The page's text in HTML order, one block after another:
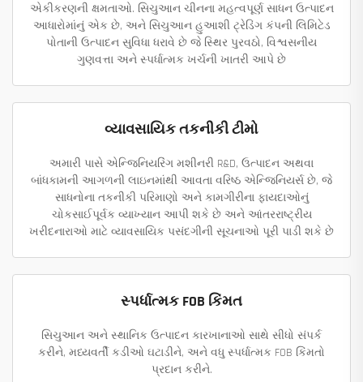
એકીકરણની ક્ષમતાઓ. સિચુઆન ચીનના મહત્વપૂર્ણ સાધન ઉત્પાદન
આધારોમાંનું એક છે, અને સિચુઆન હુઆશી ટ્રેડિંગ કંપની લિમિટેડ
પોતાની ઉત્પાદન સુવિધા ધરાવે છે જે સ્થિર પુરવઠો, વિશ્વસનીય
ગુણવત્તા અને સ્પર્ધાત્મક ખર્ચની ખાતરી આપે છે
વ્યાવસાયિક તકનીકી ટીમો
અમારી પાસે એન્જિનિયરિંગ મશીનરી R&D, ઉત્પાદન અથવા
બાંધકામની આગળની લાઇનમાંથી આવતા વરિષ્ઠ એન્જિનિયર્સ છે, જે
સાધનોના તકનીકી પરિમાણો અને કામગીરીના ફાયદાઓનું
ચોકસાઈપૂર્વક વ્યાખ્યાન આપી શકે છે અને આંતરરાષ્ટ્રીય
ખરીદનારાઓ માટે વ્યાવસાયિક પસંદગીની સૂચનાઓ પૂરી પાડી શકે છે
સ્પર્ધાત્મક FOB કિંમત
સિચુઆન અને સ્થાનિક ઉત્પાદન કારખાનાઓ સાથે સીધો સંપર્ક
કરીને, મધ્યવર્તી કડીઓ ઘટાડીને, અને વધુ સ્પર્ધાત્મક FOB કિંમતો
પ્રદાન કરીને.